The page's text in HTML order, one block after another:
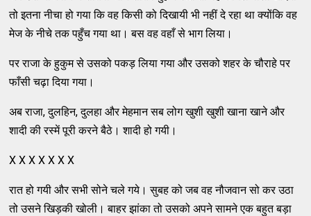
तो इतना नीचा हो गया कि वह किसी को दिखायी भी नहीं दे रहा था क्योंकि वह
मेज के नीचे तक पहुँच गया था। बस वह वहाँ से भाग लिया।
पर राजा के हुकुम से उसको पकड़ लिया गया और उसको शहर के चौराहे पर
फाँसी चढ़ा दिया गया।
अब राजा, दुलहिन, दुलहा और मेहमान सब लोग खुशी खुशी खाना खाने और
शादी की रस्में पूरी करने बैठे। शादी हो गयी।
X X X X X X X
रात हो गयी और सभी सोने चले गये। सुबह को जब वह नौजवान सो कर उठा
तो उसने खिड़की खोली। बाहर झांका तो उसको अपने सामने एक बहुत बड़ा